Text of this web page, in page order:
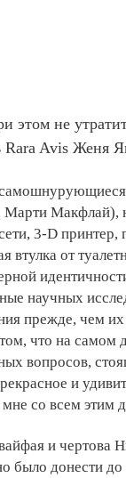
этом не
Rara Avis Женя
Марти Макфлай),
3-D
втулка от
научных
прежде, чем
что на самом
вопросов,
и
со всем этим
и чертова
было донести